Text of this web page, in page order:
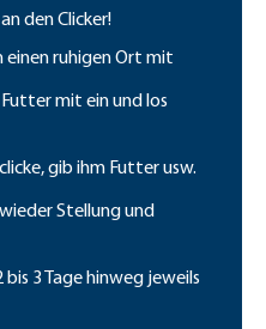
den Clicker!
einen ruhigen Ort mit
mit ein und los
gib ihm Futter usw.
Stellung und
3 Tage hinweg jeweils